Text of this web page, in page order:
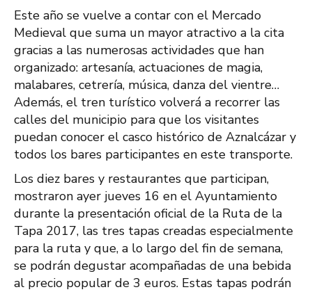
Este año se vuelve a contar con el Mercado
Medieval que suma un mayor atractivo a la cita
gracias a las numerosas actividades que han
organizado: artesanía, actuaciones de magia,
malabares, cetrería, música, danza del vientre…
Además, el tren turístico volverá a recorrer las
calles del municipio para que los visitantes
puedan conocer el casco histórico de Aznalcázar y
todos los bares participantes en este transporte.
Los diez bares y restaurantes que participan,
mostraron ayer jueves 16 en el Ayuntamiento
durante la presentación oficial de la Ruta de la
Tapa 2017, las tres tapas creadas especialmente
para la ruta y que, a lo largo del fin de semana,
se podrán degustar acompañadas de una bebida
al precio popular de 3 euros. Estas tapas podrán